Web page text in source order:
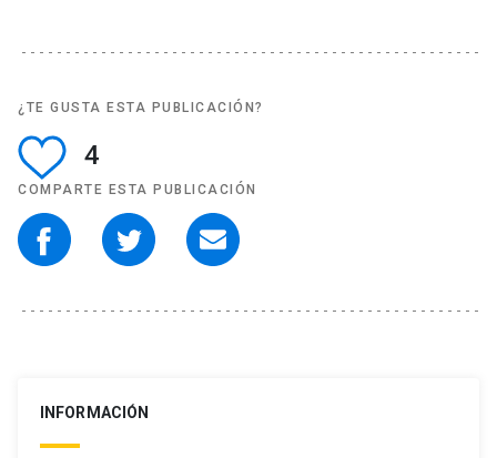
¿TE GUSTA ESTA PUBLICACIÓN?
4
COMPARTE ESTA PUBLICACIÓN
INFORMACIÓN